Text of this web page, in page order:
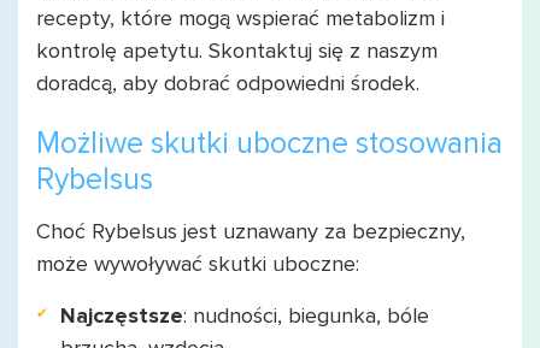
recepty, które mogą wspierać metabolizm i
kontrolę apetytu. Skontaktuj się z naszym
doradcą, aby dobrać odpowiedni środek.
Możliwe skutki uboczne stosowania
Rybelsus
Choć Rybelsus jest uznawany za bezpieczny,
może wywoływać skutki uboczne:
Najczęstsze: nudności, biegunka, bóle